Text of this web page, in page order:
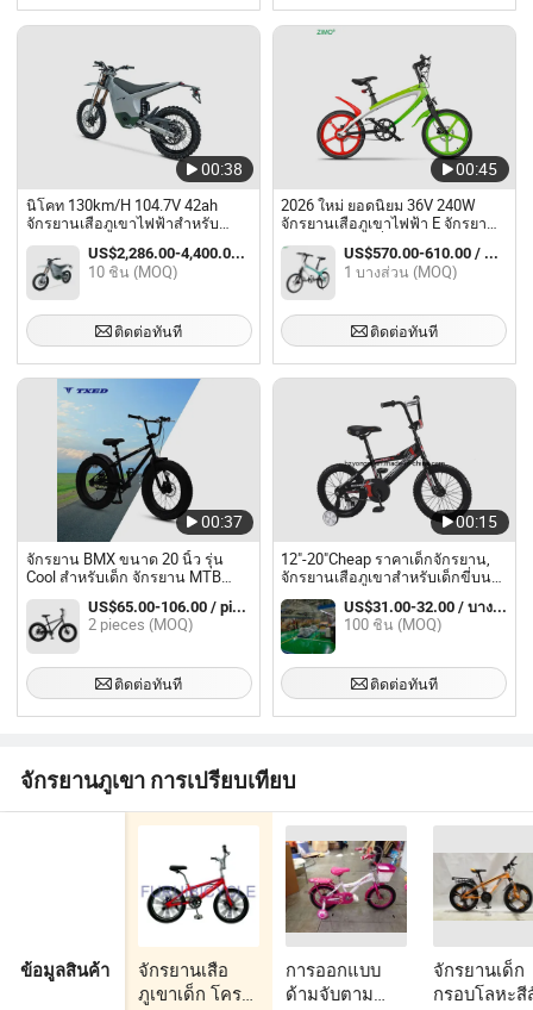
00:38
นิโคท 130km/H 104.7V 42ah
จักรยานเสือภูเขาไฟฟ้าสำหรับ
ผู้ใหญ่ ทาสีเต็มตัว
US$2,286.00-4,400.00 / บางส่วน
10 ชิ้น (MOQ)
ติดต่อทันที
00:45
2026 ใหม่ ยอดนิยม 36V 240W
จักรยานเสือภูเขาไฟฟ้า E จักรยาน
กีฬา ระบบช่วยปั่น
US$570.00-610.00 / บางส่วน
1 บางส่วน (MOQ)
ติดต่อทันที
00:37
จักรยาน BMX ขนาด 20 นิ้ว รุ่น
Cool สำหรับเด็ก จักรยาน MTB
จักรยานเสือภูเขา ระบบเกียร์เดียว
ราคาถูก ยางใหญ่ เหมาะสำหรับการ
ใช้งานบนถนน โครงสร้างอลูมิ
เนียมและเหล็ก พร้อมระบบเบรก
ดิสก์
US$65.00-106.00 / pieces
2 pieces (MOQ)
ติดต่อทันที
00:15
12"-20"Cheap ราคาเด็กจักรยาน,
จักรยานเสือภูเขาสำหรับเด็กขี่บน
ถนน BMX (YD9BM920)
US$31.00-32.00 / บางส่วน
100 ชิ้น (MOQ)
ติดต่อทันที
จักรยานภูเขา การเปรียบเทียบ
ข้อมูลสินค้า
จักรยานเสือ
ภูเขาเด็ก โครง
การออกแบบ
ด้ามจับตาม
จักรยานเด็ก
กรอบโลหะ